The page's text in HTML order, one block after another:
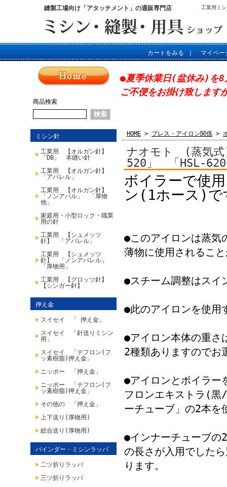
縫製工場向け「アタッチメント」の通販専門店 工業用ミ
カートをみる マイペー
商品検索
ミシン針
工業用 【オルガン針】
「DB」 本縫い針
工業用 【オルガン針】
「アパレル」
工業用 【オルガン針】
「ノンアパル」 「厚物
他」
家庭用・小型ロック・職業
用の針
工業用 【シュメッツ
針】 「アパレル」
工業用 【シュメッツ
針】 「ノンアパレル」
「厚物用」
工業用 【グロッツ針】
【シンガー針】
押え金
スイセイ 「 押え金」
スイセイ 「針送りミシン
用」
スイセイ 「テフロン(フ
ッ素樹脂)押え金」
ニッポー 「押え金」
ニッポー 「テフロン(フ
ッ素樹脂)押え金」
その他の 「押え金」
上下送り(厚物用)
総合送り(厚物用)
バインダー・ミシンラッパ
二ツ折りラッパ
三ツ折りラッパ
●夏季休業日(盆休み)を
ご不便をお掛け致します
HOME > プレス・アイロン関係 >
ナオモト (蒸気
520」 「HSL-
ボイラーで使
ン(1ホース)で
●このアイロンは蒸気
薄物に使用されるこ
●スチーム調整はスイ
●此のアイロンを使用
●アイロン本体の重
2種類ありますのでお
●アイロンとボイラー
フロンエキストラ(黒
ーチューブ」の2本を
●インナーチューブの
の長さが入用でした
ります。